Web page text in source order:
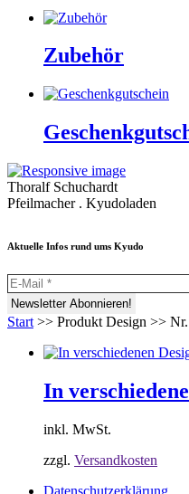
Zubehör
Thoralf Schuchardt
Pfeilmacher . Kyudoladen
Aktuelle Infos rund ums Kyudo
Start >> Produkt Design >>
In
inkl. MwSt.
zzgl. Versandkosten
Datenschutzerklärung